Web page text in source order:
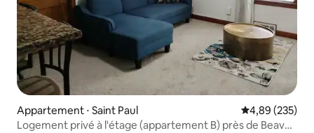
Appartement ⋅ Saint Paul Évaluation
4,89 (235)
Logement privé à l'étage (appartement B) près de Beaver